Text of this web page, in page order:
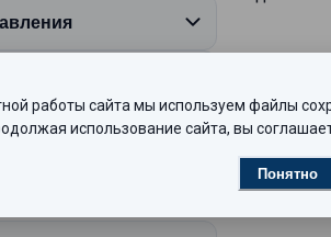
Теплоход
названиях
занятие по
работы сайта мы используем файлы
использование сайта, вы
Понятно